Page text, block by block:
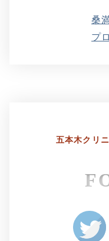
桑
プ
五本木クリ